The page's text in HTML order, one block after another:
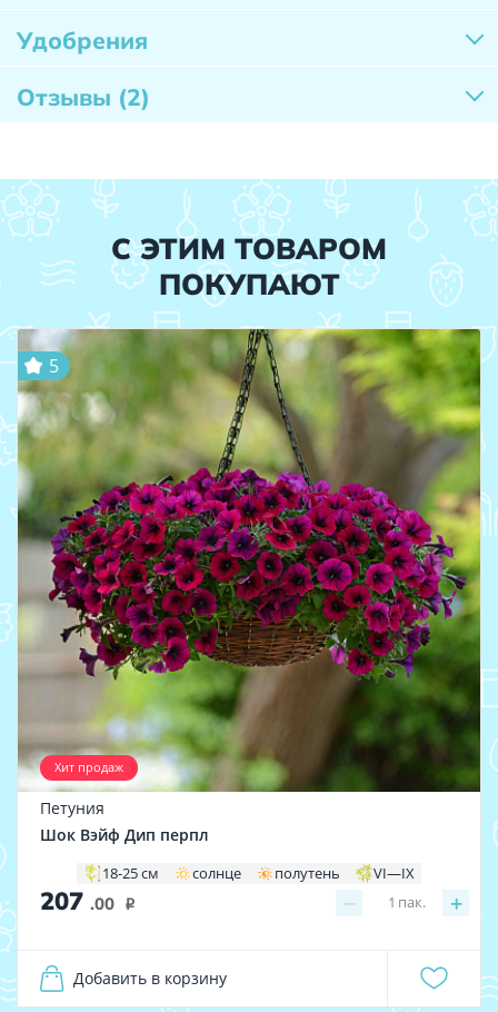
Удобрения
Отзывы (2)
С ЭТИМ ТОВАРОМ
ПОКУПАЮТ
Хит продаж
5
Петуния
Шок Вэйф Дип перпл
18-25 см солнце полутень VI—IX
207 .00 i − +
1 пак.
Добавить в корзину